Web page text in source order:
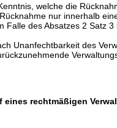
welche die
nur innerhalb
Falle des Absatzes 2 Satz 3
Unanfechtbarkeit des
eines rechtmäßigen